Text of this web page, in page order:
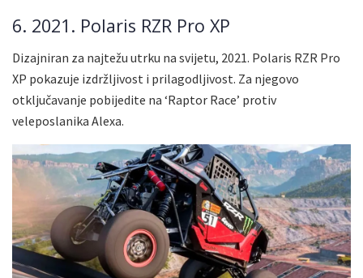
6. 2021. Polaris RZR Pro XP
Dizajniran za najtežu utrku na svijetu, 2021. Polaris RZR Pro
XP pokazuje izdržljivost i prilagodljivost. Za njegovo
otključavanje pobijedite na ‘Raptor Race’ protiv
veleposlanika Alexa.